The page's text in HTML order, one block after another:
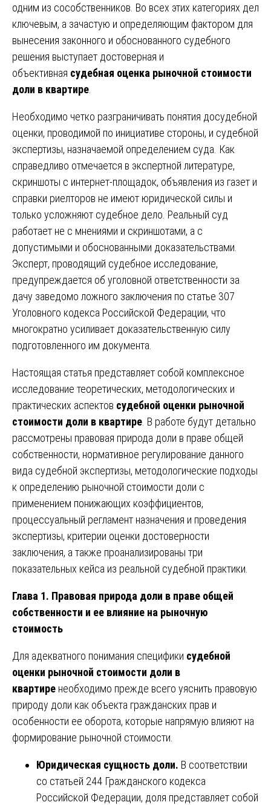
одним из сособственников. Во всех этих категориях дел
ключевым, а зачастую и определяющим фактором для
вынесения законного и обоснованного судебного
решения выступает достоверная и
объективная судебная оценка рыночной стоимости
доли в квартире
Необходимо четко разграничивать понятия досудебной
оценки, проводимой по инициативе стороны, и судебной
экспертизы, назначаемой определением суда. Как
справедливо отмечается в экспертной литературе,
скриншоты с интернет-площадок, объявления из газет и
справки риелторов не имеют юридической силы и
только усложняют судебное дело. Реальный суд
работает не с мнениями и скриншотами, а с
допустимыми и обоснованными доказательствами.
Эксперт, проводящий судебное исследование,
предупреждается об уголовной ответственности за
дачу заведомо ложного заключения по статье 307
Уголовного кодекса Российской Федерации, что
многократно усиливает доказательственную силу
подготовленного им документа.
Настоящая статья представляет собой комплексное
исследование теоретических, методологических и
практических аспектов судебной оценки рыночной
стоимости доли в квартире . В работе будут детально
рассмотрены правовая природа доли в праве общей
собственности, нормативное регулирование данного
вида судебной экспертизы, методологические подходы
к определению рыночной стоимости доли с
применением понижающих коэффициентов,
процессуальный регламент назначения и проведения
экспертизы, критерии оценки достоверности
заключения, а также проанализированы три
показательных кейса из реальной судебной практики.
Глава 1. Правовая природа доли в праве общей
собственности и ее влияние на рыночную
стоимость
Для адекватного понимания специфики судебной
оценки рыночной стоимости доли в
квартире необходимо прежде всего уяснить правовую
природу доли как объекта гражданских прав и
особенности ее оборота, которые напрямую влияют на
формирование рыночной стоимости.
Юридическая сущность доли. В соответствии
со статьей 244 Гражданского кодекса
Российской Федерации, доля представляет собой